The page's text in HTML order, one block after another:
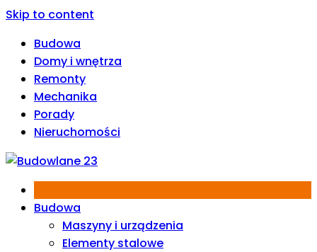
Skip to content
Budowa
Domy i wnętrza
Remonty
Mechanika
Porady
Nieruchomości
Budowa
Maszyny i urządzenia
Elementy stalowe